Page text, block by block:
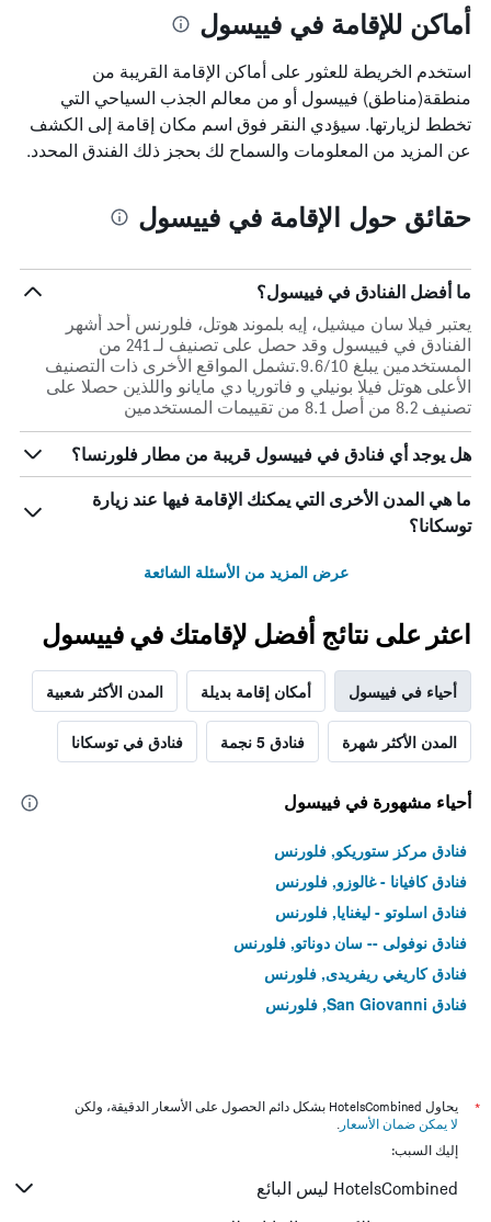
أماكن للإقامة في فييسول
استخدم الخريطة للعثور على أماكن الإقامة القريبة من
منطقة(مناطق) فييسول أو من معالم الجذب السياحي التي
تخطط لزيارتها. سيؤدي النقر فوق اسم مكان إقامة إلى الكشف
عن المزيد من المعلومات والسماح لك بحجز ذلك الفندق المحدد.
حقائق حول الإقامة في فييسول
ما أفضل الفنادق في فييسول؟
يعتبر فيلا سان ميشيل، إيه بلموند هوتل، فلورنس أحد أشهر
الفنادق في فييسول وقد حصل على تصنيف لـ 241 من
المستخدمين يبلغ 9.6/10.تشمل المواقع الأخرى ذات التصنيف
الأعلى هوتل فيلا بونيلي و فاتوريا دي مايانو واللذين حصلا على
تصنيف 8.2 من أصل 8.1 من تقييمات المستخدمين
هل يوجد أي فنادق في فييسول قريبة من مطار فلورنسا؟
ما هي المدن الأخرى التي يمكنك الإقامة فيها عند زيارة
توسكانا؟
عرض المزيد من الأسئلة الشائعة
اعثر على نتائج أفضل لإقامتك في فييسول
أحياء في فييسول أمكان إقامة بديلة المدن الأكثر شعبية
المدن الأكثر شهرة فنادق 5 نجمة فنادق في توسكانا
أحياء مشهورة في فييسول
فنادق مركز ستوريكو, فلورنس
فنادق كافيانا - غالوزو, فلورنس
فنادق اسلوتو - ليغنايا, فلورنس
فنادق نوفولى -- سان دوناتو, فلورنس
فنادق كاريغي ريفريدى, فلورنس
فنادق San Giovanni, فلورنس
*
يحاول HotelsCombined بشكل دائم الحصول على الأسعار الدقيقة، ولكن
لا يمكن ضمان الأسعار .
إليك السبب:
HotelsCombined ليس البائع